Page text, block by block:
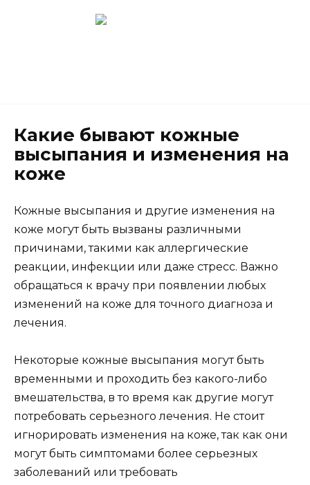
Какие бывают кожные
высыпания и изменения на
коже
Кожные высыпания и другие изменения на
коже могут быть вызваны различными
причинами, такими как аллергические
реакции, инфекции или даже стресс. Важно
обращаться к врачу при появлении любых
изменений на коже для точного диагноза и
лечения.
Некоторые кожные высыпания могут быть
временными и проходить без какого-либо
вмешательства, в то время как другие могут
потребовать серьезного лечения. Не стоит
игнорировать изменения на коже, так как они
могут быть симптомами более серьезных
заболеваний или требовать